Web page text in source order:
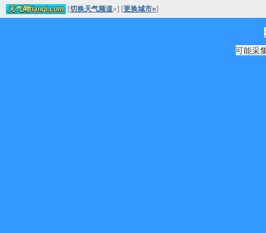
天气网tianqi.com [切换天气频道»] [更换城市»]
可能采